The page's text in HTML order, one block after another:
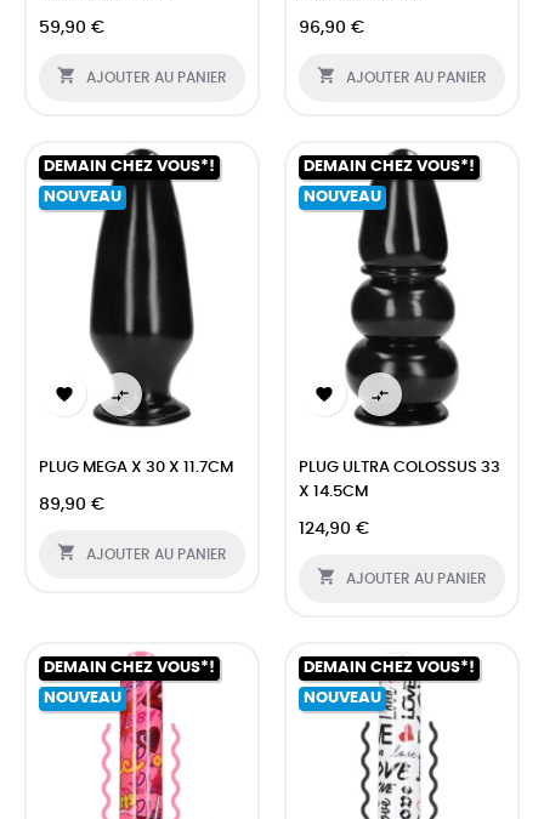
59,90 €
 AJOUTER AU PANIER
96,90 €
 AJOUTER AU PANIER
DEMAIN CHEZ VOUS*!
NOUVEAU
 
PLUG MEGA X 30 X 11.7CM
89,90 €
 AJOUTER AU PANIER
DEMAIN CHEZ VOUS*!
NOUVEAU
 
PLUG ULTRA COLOSSUS 33
X 14.5CM
124,90 €
 AJOUTER AU PANIER
DEMAIN CHEZ VOUS*!
NOUVEAU
DEMAIN CHEZ VOUS*!
NOUVEAU